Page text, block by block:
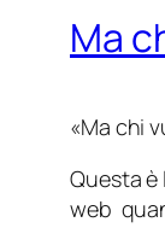
Ma
«Ma chi
Questa
web